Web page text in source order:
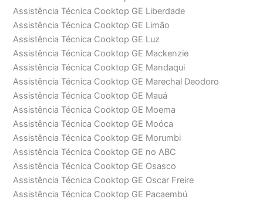
Assistência Técnica Cooktop GE Liberdade
Assistência Técnica Cooktop GE Limão
Assistência Técnica Cooktop GE Luz
Assistência Técnica Cooktop GE Mackenzie
Assistência Técnica Cooktop GE Mandaqui
Assistência Técnica Cooktop GE Marechal Deodoro
Assistência Técnica Cooktop GE Mauá
Assistência Técnica Cooktop GE Moema
Assistência Técnica Cooktop GE Moóca
Assistência Técnica Cooktop GE Morumbi
Assistência Técnica Cooktop GE no ABC
Assistência Técnica Cooktop GE Osasco
Assistência Técnica Cooktop GE Oscar Freire
Assistência Técnica Cooktop GE Pacaembú